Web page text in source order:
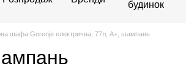
будинок
шафа Gorenje електрична, 77л, A+, шампань